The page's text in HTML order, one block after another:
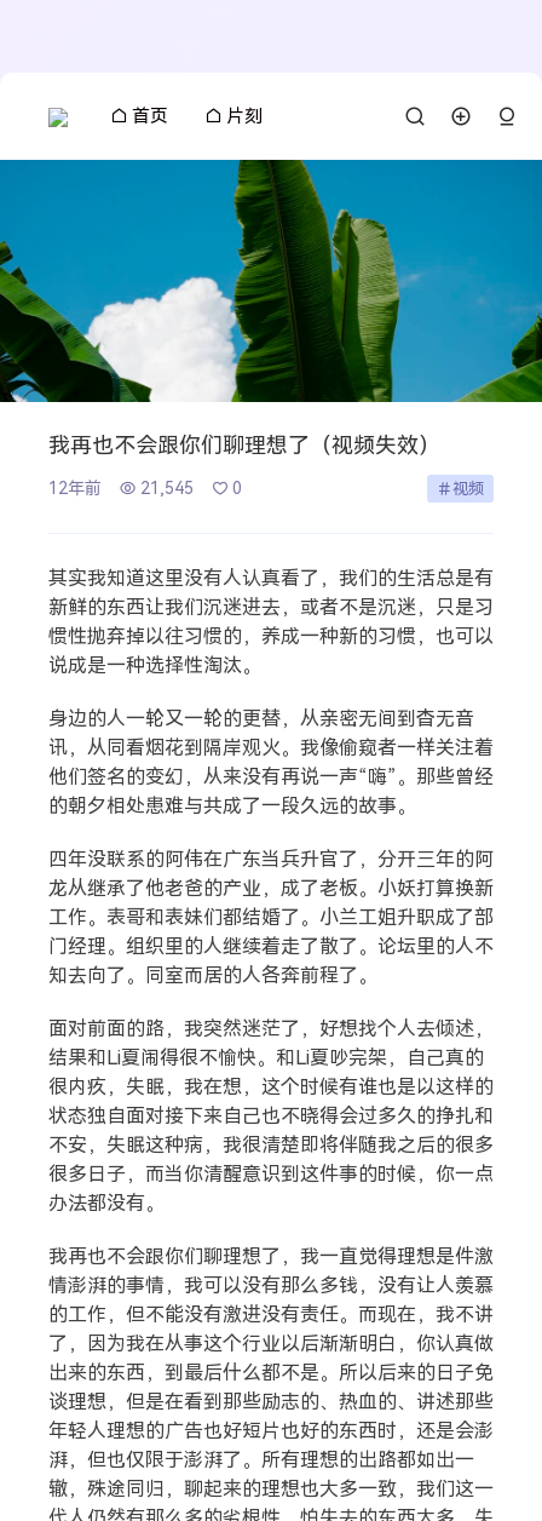
首页 片刻
搜索
热门分类
生活 音乐 微博 故事 杂志
我再也不会跟你们聊理想了（视频失效）
12年前 21,545 0 视频
其实我知道这里没有人认真看了，我们的生活总是有
新鲜的东西让我们沉迷进去，或者不是沉迷，只是习
惯性抛弃掉以往习惯的，养成一种新的习惯，也可以
说成是一种选择性淘汰。
身边的人一轮又一轮的更替，从亲密无间到杳无音
讯，从同看烟花到隔岸观火。我像偷窥者一样关注着
他们签名的变幻，从来没有再说一声“嗨”。那些曾经
的朝夕相处患难与共成了一段久远的故事。
四年没联系的阿伟在广东当兵升官了，分开三年的阿
龙从继承了他老爸的产业，成了老板。小妖打算换新
工作。表哥和表妹们都结婚了。小兰工姐升职成了部
门经理。组织里的人继续着走了散了。论坛里的人不
知去向了。同室而居的人各奔前程了。
面对前面的路，我突然迷茫了，好想找个人去倾述，
结果和Li夏闹得很不愉快。和Li夏吵完架，自己真的
很内疚，失眠，我在想，这个时候有谁也是以这样的
状态独自面对接下来自己也不晓得会过多久的挣扎和
不安，失眠这种病，我很清楚即将伴随我之后的很多
很多日子，而当你清醒意识到这件事的时候，你一点
办法都没有。
我再也不会跟你们聊理想了，我一直觉得理想是件激
情澎湃的事情，我可以没有那么多钱，没有让人羡慕
的工作，但不能没有激进没有责任。而现在，我不讲
了，因为我在从事这个行业以后渐渐明白，你认真做
出来的东西，到最后什么都不是。所以后来的日子免
谈理想，但是在看到那些励志的、热血的、讲述那些
年轻人理想的广告也好短片也好的东西时，还是会澎
湃，但也仅限于澎湃了。所有理想的出路都如出一
辙，殊途同归，聊起来的理想也大多一致，我们这一